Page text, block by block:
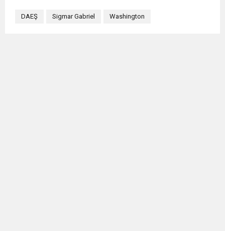
DAEŞ Sigmar Gabriel Washington